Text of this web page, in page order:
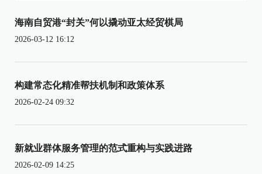
海南自贸港“封关”何以撬动亚太经贸棋局
2026-03-12 16:12
构建常态化精准帮扶机制和政策体系
2026-02-24 09:32
新就业群体服务管理的范式重构与实践进路
2026-02-09 14:25